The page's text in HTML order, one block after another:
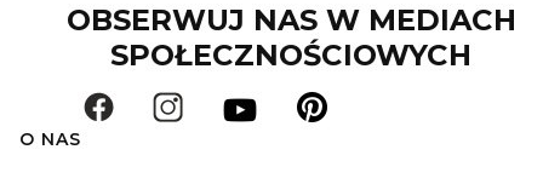
OBSERWUJ NAS W MEDIACH
SPOŁECZNOŚCIOWYCH
O NAS